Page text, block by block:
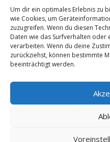
Um dir ein optimales Erlebnis zu
wie Cookies, um
zuzugreifen. Wenn du diesen
Daten wie das Surfverhalten oder
verarbeiten. Wenn du deine
zurückziehst, können bestimmte
beeinträchtigt werden.
Hausarztpraxis Claudia
Hausarztpraxis Dr. Saft
Kompetenzzentrum
2020
Hausarztpraxis
& Heidrich & Fr.
Praxis Dres. med. Siebler-
Praxis für Neurologie